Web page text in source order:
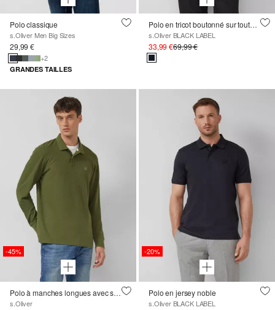
Polo classique
s.Oliver Men Big Sizes
29,99 €
+2
GRANDES TAILLES
Polo en tricot boutonné sur toute la longueur, mélange de coton et de soie
s.Oliver BLACK LABEL
33,99 €69,99 €
-45%
Polo à manches longues avec structure gaufrée et patch logo
s.Oliver
-20%
Polo en jersey noble
s.Oliver BLACK LABEL